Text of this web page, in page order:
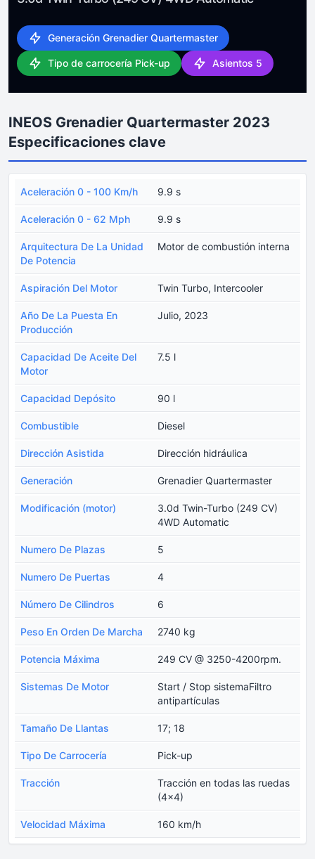
Generación Grenadier Quartermaster
Tipo de carrocería Pick-up Asientos 5
INEOS Grenadier Quartermaster 2023
Especificaciones clave
Aceleración 0 - 100 Km/h 9.9 s
Aceleración 0 - 62 Mph 9.9 s
Arquitectura De La Unidad
De Potencia
Motor de combustión interna
Aspiración Del Motor Twin Turbo, Intercooler
Año De La Puesta En
Producción
Julio, 2023
Capacidad De Aceite Del
Motor
7.5 l
Capacidad Depósito 90 l
Combustible Diesel
Dirección Asistida Dirección hidráulica
Generación Grenadier Quartermaster
Modificación (motor)
3.0d Twin-Turbo (249 CV)
4WD Automatic
Numero De Plazas 5
Numero De Puertas 4
Número De Cilindros 6
Peso En Orden De Marcha 2740 kg
Potencia Máxima 249 CV @ 3250-4200rpm.
Sistemas De Motor
Start / Stop sistemaFiltro
antipartículas
Tamaño De Llantas 17; 18
Tipo De Carrocería Pick-up
Tracción
Tracción en todas las ruedas
(4x4)
Velocidad Máxima 160 km/h